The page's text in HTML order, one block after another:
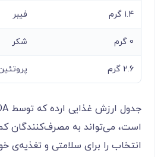
1.4 گرم فیبر
0 گرم شکر
2.6 گرم
است، می‌تواند به مصرف‌کنندگان
انتخاب را برای سلامتی و تغذیه‌ی